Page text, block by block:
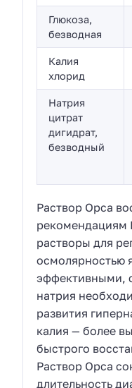
Глюкоза,
безводная
Калия
хлорид
Натрия
цитрат
дигидрат,
безводный
Раствор Орса
рекомендациям
растворы для
осмолярностью
эффективными,
натрия
развития
калия — более
быстрого
Раствор Орса
длительность